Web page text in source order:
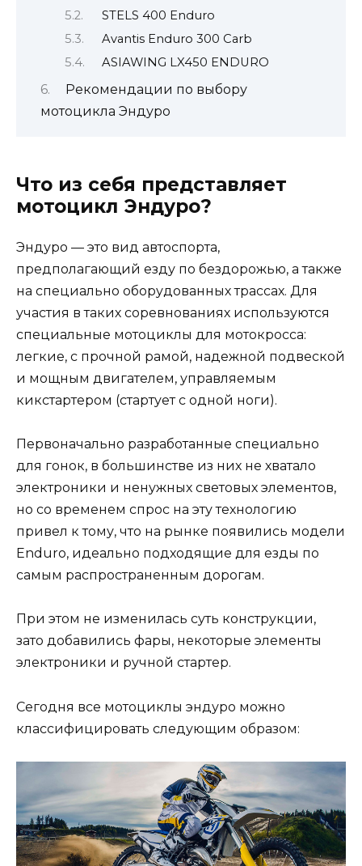
STELS 400 Enduro
Avantis Enduro 300 Carb
ASIAWING LX450 ENDURO
Рекомендации по выбору
мотоцикла Эндуро
Что из себя представляет
мотоцикл Эндуро?
Эндуро — это вид автоспорта,
предполагающий езду по бездорожью, а также
на специально оборудованных трассах. Для
участия в таких соревнованиях используются
специальные мотоциклы для мотокросса:
легкие, с прочной рамой, надежной подвеской
и мощным двигателем, управляемым
кикстартером (стартует с одной ноги).
Первоначально разработанные специально
для гонок, в большинстве из них не хватало
электроники и ненужных световых элементов,
но со временем спрос на эту технологию
привел к тому, что на рынке появились модели
Enduro, идеально подходящие для езды по
самым распространенным дорогам.
При этом не изменилась суть конструкции,
зато добавились фары, некоторые элементы
электроники и ручной стартер.
Сегодня все мотоциклы эндуро можно
классифицировать следующим образом: